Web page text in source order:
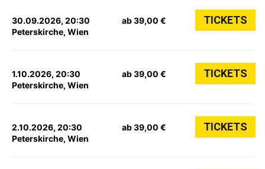
30.09.2026, 20:30
Peterskirche, Wien
ab 39,00 € TICKETS
1.10.2026, 20:30
Peterskirche, Wien
ab 39,00 € TICKETS
2.10.2026, 20:30
Peterskirche, Wien
ab 39,00 € TICKETS